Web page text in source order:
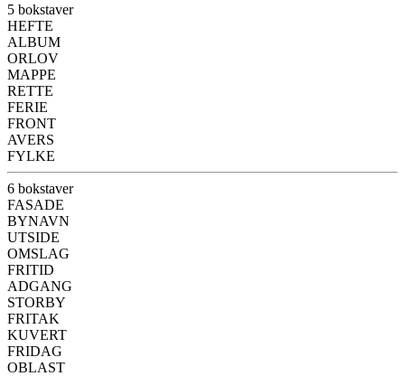
5 bokstaver
HEFTE
ALBUM
ORLOV
MAPPE
RETTE
FERIE
FRONT
AVERS
FYLKE
6 bokstaver
FASADE
BYNAVN
UTSIDE
OMSLAG
FRITID
ADGANG
STORBY
FRITAK
KUVERT
FRIDAG
OBLAST